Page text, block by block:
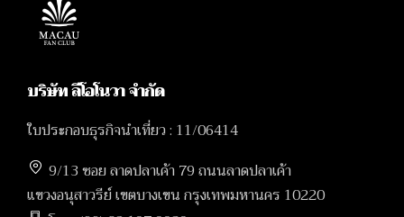
บริษัท ลีโอโนวา จำกัด
ใบประกอบธุรกิจนำเที่ยว : 11/06414
9/13 ซอย ลาดปลาเค้า 79 ถนนลาดปลาเค้า
แขวงอนุสาวรีย์ เขตบางเขน กรุงเทพมหานคร 10220